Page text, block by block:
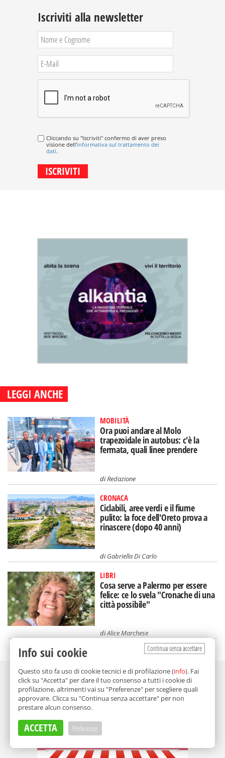
Iscriviti alla newsletter
Cliccando su "Iscriviti" confermo di aver preso
visione dell'informativa sul trattamento dei
dati.
LEGGI ANCHE
MOBILITÀ
Ora puoi andare al Molo
trapezoidale in autobus: c'è la
fermata, quali linee prendere
diRedazione
CRONACA
Ciclabili, aree verdi e il fiume
pulito: la foce dell'Oreto prova a
rinascere (dopo 40 anni)
diGabriella Di Carlo
LIBRI
Cosa serve a Palermo per essere
felice: ce lo svela "Cronache di una
città possibile"
diAlice Marchese
Adv
Continua senza accettare
Info sui cookie
Questo sito fa uso di cookie tecnici e di profilazione (info). Fai
click su "Accetta" per dare il tuo consenso a tutti i cookie di
profilazione, altrimenti vai su "Preferenze" per scegliere quali
approvare. Clicca su "Continua senza accettare" per non
prestare alcun consenso.
ACCETTA Preferenze